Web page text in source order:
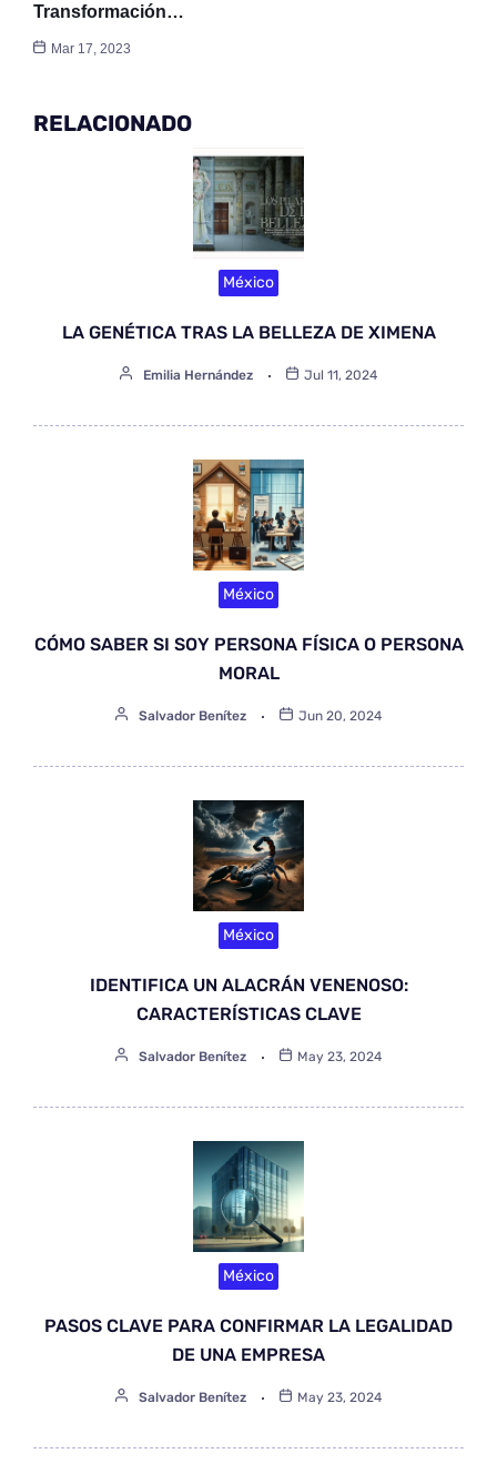
Transformación…
Mar 17, 2023
RELACIONADO
México
LA GENÉTICA TRAS LA BELLEZA DE XIMENA
Emilia Hernández Jul 11, 2024
México
CÓMO SABER SI SOY PERSONA FÍSICA O PERSONA
MORAL
Salvador Benítez Jun 20, 2024
México
IDENTIFICA UN ALACRÁN VENENOSO:
CARACTERÍSTICAS CLAVE
Salvador Benítez May 23, 2024
México
PASOS CLAVE PARA CONFIRMAR LA LEGALIDAD
DE UNA EMPRESA
Salvador Benítez May 23, 2024